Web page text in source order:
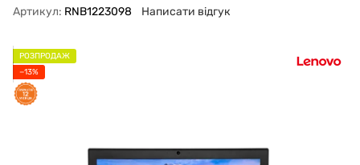
Артикул: RNB1223098 Написати відгук
РОЗПРОДАЖ
−13%
Що шукаєш?